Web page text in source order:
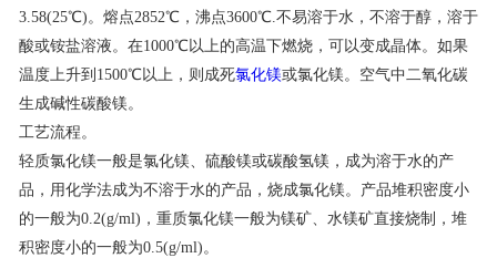
行业动态
联系我们
3.58(25℃)。熔点2852℃，沸点3600℃.不易溶于水，不溶于醇，溶于
酸或铵盐溶液。在1000℃以上的高温下燃烧，可以变成晶体。如果
温度上升到1500℃以上，则成死氯化镁或氯化镁。空气中二氧化碳
生成碱性碳酸镁。
工艺流程。
轻质氯化镁一般是氯化镁、硫酸镁或碳酸氢镁，成为溶于水的产
品，用化学法成为不溶于水的产品，烧成氯化镁。产品堆积密度小
的一般为0.2(g/ml)，重质氯化镁一般为镁矿、水镁矿直接烧制，堆
积密度小的一般为0.5(g/ml)。